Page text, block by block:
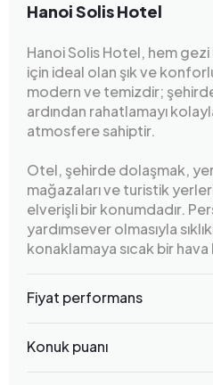
Hanoi Solis Hotel
Hanoi Solis Hotel, hem
için ideal olan şık ve
modern ve temizdir;
ardından rahatlamayı
atmosfere sahiptir.
Otel, şehirde dolaşmak,
mağazaları ve turistik
elverişli bir konumdadır.
yardımsever olmasıyla
konaklamaya sıcak bir
Fiyat performans
Konuk puanı